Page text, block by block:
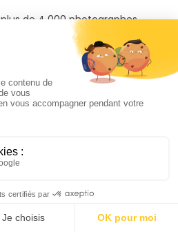
de 4 000 photographes,
toute la France. Cherchez,
offres disponibles autour du lieu
évitez de payer des frais de
photographes et assurez-vous
avec vos attentes.
le coût des services du
avec votre budget. Lisez
du travail du photographe et
les clients. Contactez enfin les